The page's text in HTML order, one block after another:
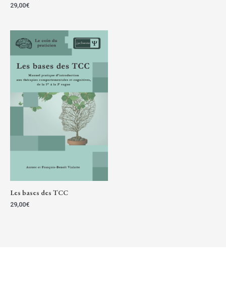
29,00€
Les bases des TCC
29,00€